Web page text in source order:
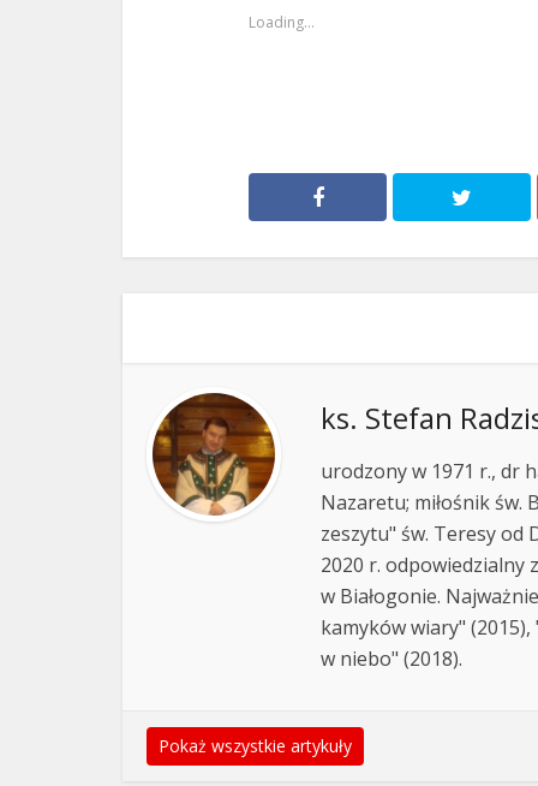
Loading...
ks. Stefan
urodzony w 1971 r., dr
Nazaretu; miłośnik św.
zeszytu" św. Teresy od
2020 r. odpowiedzialny
w Białogonie.
kamyków wiary"
w niebo" (2018).
Pokaż wszystkie artykuły